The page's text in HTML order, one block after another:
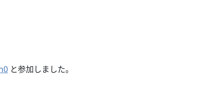
と参加しました。